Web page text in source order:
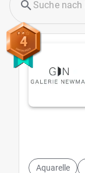
4
Aquarelle